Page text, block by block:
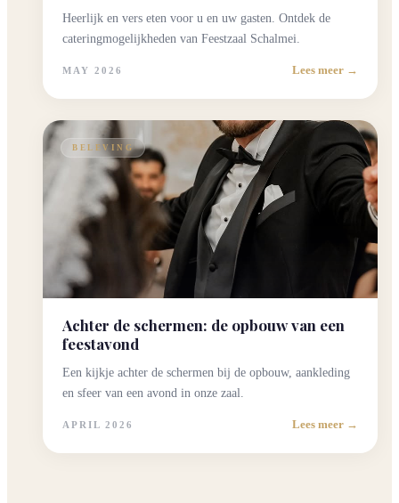
Heerlijk en vers eten voor u en uw gasten. Ontdek de
cateringmogelijkheden van Feestzaal Schalmei.
MAY 2026 Lees meer →
BELEVING
Achter de schermen: de opbouw van een
feestavond
Een kijkje achter de schermen bij de opbouw, aankleding
en sfeer van een avond in onze zaal.
APRIL 2026 Lees meer →